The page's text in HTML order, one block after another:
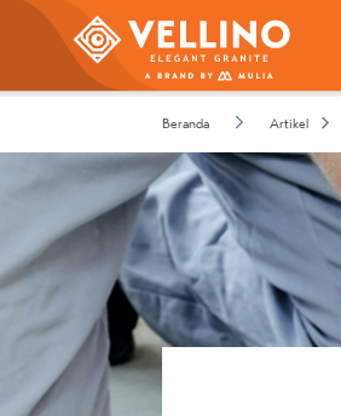
Beranda Artikel